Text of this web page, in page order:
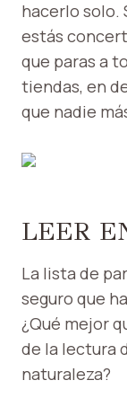
hacerlo solo.
estás
que paras a
tiendas, en
que nadie
LEER
La lista de
seguro que
¿Qué mejor
de la lectura
naturaleza?